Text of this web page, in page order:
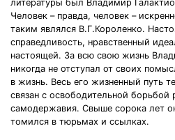
литературы был Владимир
Человек – правда, человек –
таким являлся В.Г.Короленко.
справедливость, нравственный
настоящей. За всю свою жизнь
никогда не отступал от своих
в жизнь. Весь его жизненный путь
связан с освободительной борьбой
самодержавия. Свыше сорока лет
томился в тюрьмах и ссылках.